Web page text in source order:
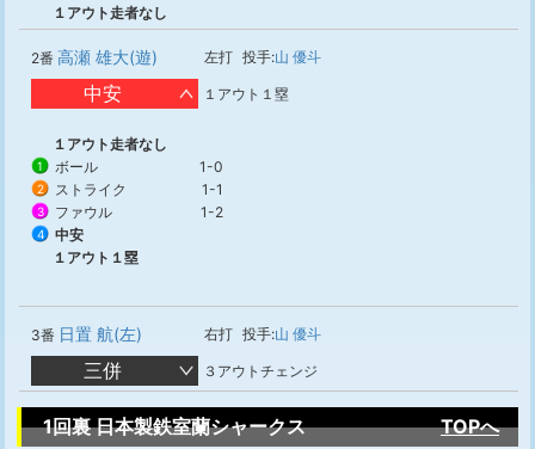
１アウト走者なし
2番 高瀬 雄大(遊) 左打 投手:山 優斗
中安 １アウト１塁
１アウト走者なし
1 ボール 1-0
2 ストライク 1-1
3 ファウル 1-2
4
中安
１アウト１塁
3番 日置 航(左) 右打 投手:山 優斗
三併 ３アウトチェンジ
1回裏 日本製鉄室蘭シャークス TOPへ